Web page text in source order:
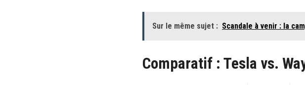
Sur le même sujet : Scandale à venir : la
Comparatif : Tesla vs.